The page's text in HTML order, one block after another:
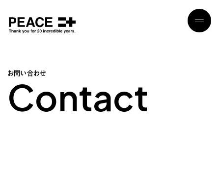
お問 い合わせ
Contact